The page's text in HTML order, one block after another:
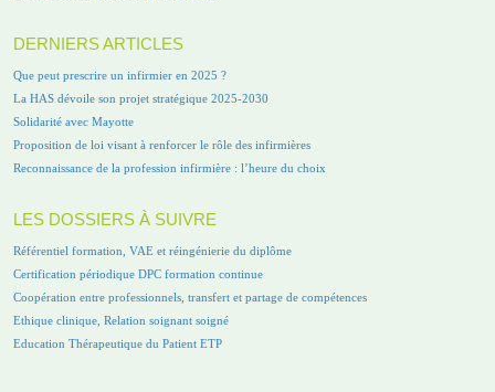
DERNIERS ARTICLES
Que peut prescrire un infirmier en 2025 ?
La HAS dévoile son projet stratégique 2025-2030
Solidarité avec Mayotte
Proposition de loi visant à renforcer le rôle des infirmières
Reconnaissance de la profession infirmière : l’heure du choix
LES DOSSIERS À SUIVRE
Référentiel formation, VAE et réingénierie du diplôme
Certification périodique DPC formation continue
Coopération entre professionnels, transfert et partage de compétences
Ethique clinique, Relation soignant soigné
Education Thérapeutique du Patient ETP